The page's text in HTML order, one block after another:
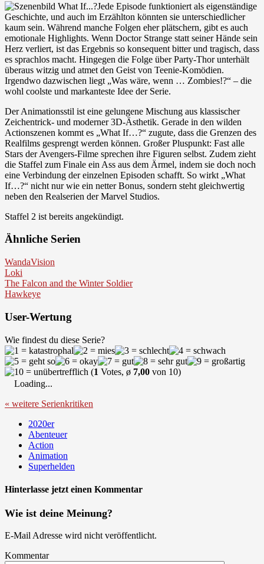
Jede Episode funktioniert als eigenständige
Geschichte, und auch im Erzählton könnten sie unterschiedlicher
kaum sein. Während manche Folgen eher plätschern, gibt es auch
emotionale Highlights. Wenn Doctor Strange statt seiner Hände sein
Herz verliert, ist das Ergebnis so konsequent bitter und tragisch, dass
es sprachlos macht. Hingegen die Folge über Party-Thor unterhält
überaus witzig und atmet den Geist von Teenie-Komödien.
Irgendwo dazwischen liegt „Was wäre, wenn … Zombies!?“ – die
wohl coolste und markanteste Idee der Serie.
Der Animationsstil ist eine gelungene Mischung aus klassischer
Zeichentrick- und moderner 3D-Ästhetik. Gerade in den wilden
Actionszenen kommt es „What If…?“ zugute, dass die Grenzen des
Realfilms gesprengt werden können. Großer Pluspunkt: Fast alle
Stars der Avengers-Filme sprechen ihre Figuren selbst. Zudem zieht
die Staffel zum Finale ein Ass aus dem Ärmel, indem sie doch noch
eine Verbindung der einzelnen Episoden schafft. So wirkt „What
If…?“ nicht nur wie ein netter Bonus, sondern steht gleichwertig
neben den Realserien der Marvel Studios.
Staffel 2 ist bereits angekündigt.
Ähnliche Serien
WandaVision
Loki
The Falcon and the Winter Soldier
Hawkeye
User-Wertung
Wie findest du diese Serie?
(1 Votes, ø 7,00 von 10)
Loading...
« weitere Serienkritiken
2020er
Abenteuer
Action
Animation
Superhelden
Hinterlasse jetzt einen Kommentar
Wie ist deine Meinung?
E-Mail Adresse wird nicht veröffentlicht.
Kommentar